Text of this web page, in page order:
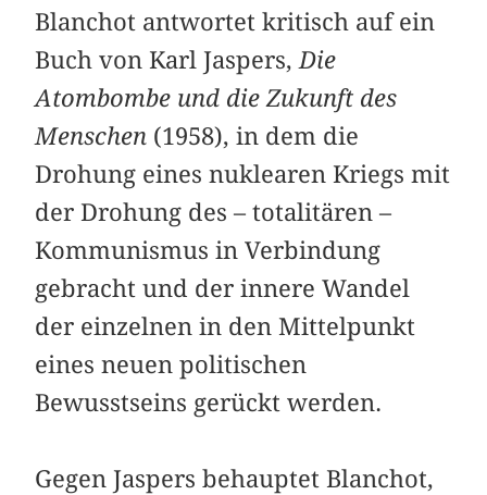
Blanchot antwortet kritisch auf ein
Buch von Karl Jaspers,Die
Atombombe und die Zukunft des
Menschen (1958), in dem die
Drohung eines nuklearen Kriegs mit
der Drohung des – totalitären –
Kommunismus in Verbindung
gebracht und der innere Wandel
der einzelnen in den Mittelpunkt
eines neuen politischen
Bewusstseins gerückt werden.
Gegen Jaspers behauptet Blanchot,